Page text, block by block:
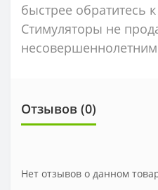
быстрее обратитесь
Стимуляторы не
Отзывов (0)
Нет отзывов о данном